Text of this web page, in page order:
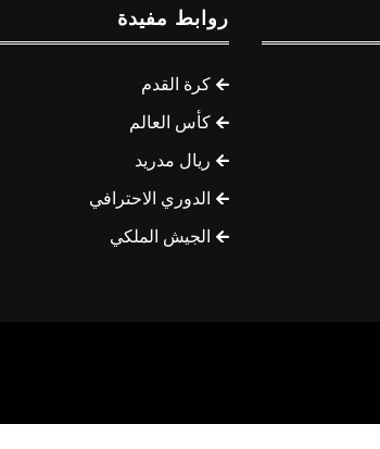
روابط مفيدة
كرة القدم
كأس العالم
ريال مدريد
الدوري الاحترافي
الجيش الملكي